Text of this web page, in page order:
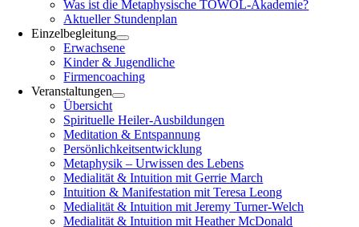
Was ist die Metaphysische TOWOL-Akademie?
Aktueller Stundenplan
Einzelbegleitung
Erwachsene
Kinder & Jugendliche
Firmencoaching
Veranstaltungen
Übersicht
Spirituelle Heiler-Ausbildungen
Meditation & Entspannung
Persönlichkeitsentwicklung
Metaphysik – Urwissen des Lebens
Medialität & Intuition mit Gerrie March
Intuition & Manifestation mit Teresa Leong
Medialität & Intuition mit Jeremy Turner-Welch
Medialität & Intuition mit Heather McDonald